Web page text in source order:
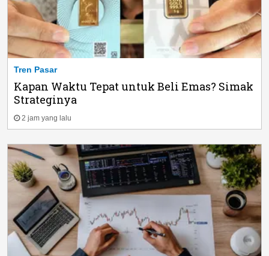
Tren Pasar
Kapan Waktu Tepat untuk Beli Emas? Simak
Strateginya
2 jam yang lalu